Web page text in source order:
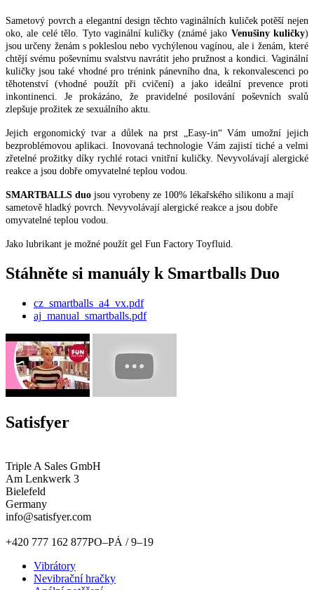
Sametový povrch a elegantní design těchto vaginálních kuliček potěší nejen
oko, ale celé tělo. Tyto vaginální kuličky (známé jako Venušiny kuličky)
jsou určeny ženám s pokleslou nebo vychýlenou vagínou, ale i ženám, které
chtějí svému poševnímu svalstvu navrátit jeho pružnost a kondici. Vaginální
kuličky jsou také vhodné pro trénink pánevního dna, k rekonvalescenci po
těhotenství (vhodné použít při cvičení) a jako ideální prevence proti
inkontinenci. Je prokázáno, že pravidelné posilování poševních svalů
zlepšuje prožitek ze sexuálního aktu.
Jejich ergonomický tvar a důlek na prst „Easy-in“ Vám umožní jejich
bezproblémovou aplikaci. Inovovaná technologie Vám zajistí tiché a velmi
zřetelné prožitky díky rychlé rotaci vnitřní kuličky. Nevyvolávají alergické
reakce a jsou dobře omyvatelné teplou vodou.
SMARTBALLS duo jsou vyrobeny ze 100% lékařského silikonu a mají
sametově hladký povrch. Nevyvolávají alergické reakce a jsou dobře
omyvatelné teplou vodou.
Jako lubrikant je možné použít gel Fun Factory Toyfluid.
Stáhněte si manuály k Smartballs Duo
cz_smartballs_a4_vx.pdf
aj_manual_smartballs.pdf
Satisfyer
Triple A Sales GmbH
Am Lenkwerk 3
Bielefeld
Germany
info@satisfyer.com
+420 777 162 877PO–PÁ / 9–19
Vibrátory
Nevibrační hračky